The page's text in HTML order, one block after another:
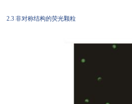
2.3 非对称结构的荧光颗粒